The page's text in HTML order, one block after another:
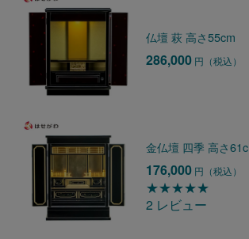
仏壇 萩 高さ55cm
286,000 円（税込）
金仏壇 四季 高さ
176,000 円（税込）
★★★★★
2 レビュー